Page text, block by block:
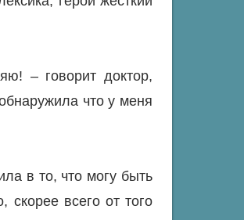
– говорит доктор,
что у меня
в то, что могу быть
всего от того